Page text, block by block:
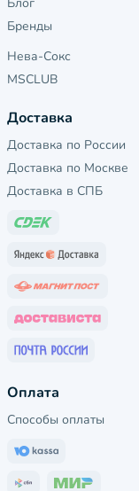
Блог
Бренды
Нева-Сокс
MSCLUB
Доставка
Доставка по России
Доставка по Москве
Доставка в СПБ
Оплата
Способы оплаты